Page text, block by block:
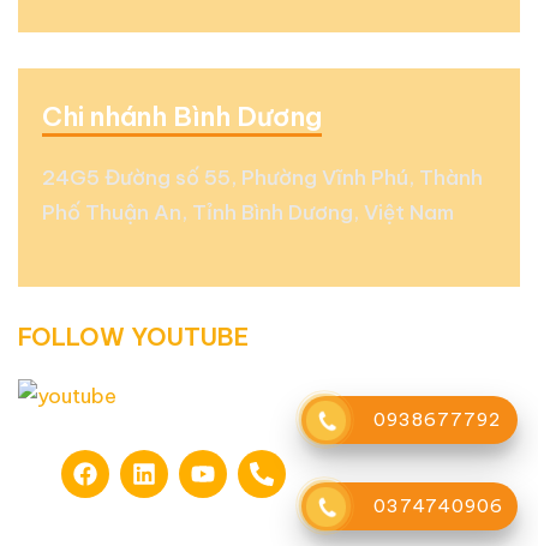
Chi nhánh Bình Dương
24G5 Đường số 55, Phường Vĩnh Phú, Thành
Phố Thuận An, Tỉnh Bình Dương, Việt Nam
FOLLOW YOUTUBE
0938677792
0374740906